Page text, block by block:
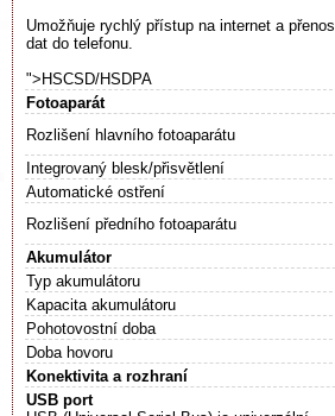
Umožňuje rychlý přístup na internet a přenos
dat do telefonu.
">HSCSD/HSDPA
Fotoaparát
Rozlišení hlavního fotoaparátu
Integrovaný blesk/přisvětlení
Automatické ostření
Rozlišení předního fotoaparátu
Akumulátor
Typ akumulátoru
Kapacita akumulátoru
Pohotovostní doba
Doba hovoru
Konektivita a rozhraní
USB port